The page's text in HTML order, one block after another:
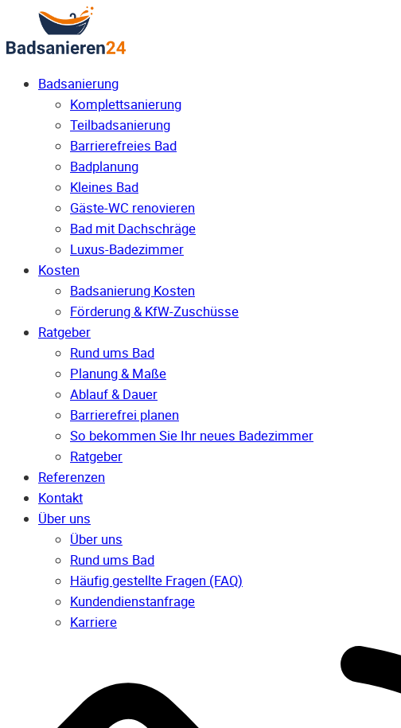
Badsanierung
Komplettsanierung
Teilbadsanierung
Barrierefreies Bad
Badplanung
Kleines Bad
Gäste-WC renovieren
Bad mit Dachschräge
Luxus-Badezimmer
Kosten
Badsanierung Kosten
Förderung & KfW-Zuschüsse
Ratgeber
Rund ums Bad
Planung & Maße
Ablauf & Dauer
Barrierefrei planen
So bekommen Sie Ihr neues Badezimmer
Ratgeber
Referenzen
Kontakt
Über uns
Über uns
Rund ums Bad
Häufig gestellte Fragen (FAQ)
Kunden­dienst­anfrage
Karriere